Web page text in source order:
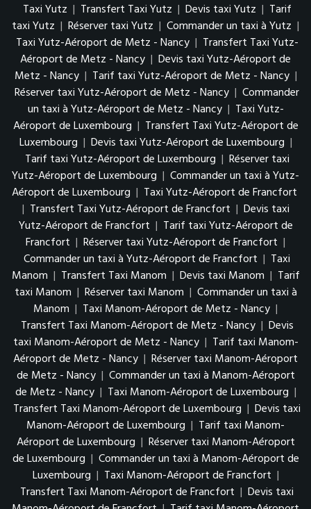
Taxi Yutz | Transfert Taxi Yutz | Devis taxi Yutz | Tarif
taxi Yutz | Réserver taxi Yutz | Commander un taxi à Yutz |
Taxi Yutz-Aéroport de Metz - Nancy | Transfert Taxi Yutz-
Aéroport de Metz - Nancy | Devis taxi Yutz-Aéroport de
Metz - Nancy | Tarif taxi Yutz-Aéroport de Metz - Nancy |
Réserver taxi Yutz-Aéroport de Metz - Nancy | Commander
un taxi à Yutz-Aéroport de Metz - Nancy | Taxi Yutz-
Aéroport de Luxembourg | Transfert Taxi Yutz-Aéroport de
Luxembourg | Devis taxi Yutz-Aéroport de Luxembourg |
Tarif taxi Yutz-Aéroport de Luxembourg | Réserver taxi
Yutz-Aéroport de Luxembourg | Commander un taxi à Yutz-
Aéroport de Luxembourg | Taxi Yutz-Aéroport de Francfort
| Transfert Taxi Yutz-Aéroport de Francfort | Devis taxi
Yutz-Aéroport de Francfort | Tarif taxi Yutz-Aéroport de
Francfort | Réserver taxi Yutz-Aéroport de Francfort |
Commander un taxi à Yutz-Aéroport de Francfort | Taxi
Manom | Transfert Taxi Manom | Devis taxi Manom | Tarif
taxi Manom | Réserver taxi Manom | Commander un taxi à
Manom | Taxi Manom-Aéroport de Metz - Nancy |
Transfert Taxi Manom-Aéroport de Metz - Nancy | Devis
taxi Manom-Aéroport de Metz - Nancy | Tarif taxi Manom-
Aéroport de Metz - Nancy | Réserver taxi Manom-Aéroport
de Metz - Nancy | Commander un taxi à Manom-Aéroport
de Metz - Nancy | Taxi Manom-Aéroport de Luxembourg |
Transfert Taxi Manom-Aéroport de Luxembourg | Devis taxi
Manom-Aéroport de Luxembourg | Tarif taxi Manom-
Aéroport de Luxembourg | Réserver taxi Manom-Aéroport
de Luxembourg | Commander un taxi à Manom-Aéroport de
Luxembourg | Taxi Manom-Aéroport de Francfort |
Transfert Taxi Manom-Aéroport de Francfort | Devis taxi